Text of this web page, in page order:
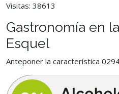
Visitas: 38613
Gastronomía en
Esquel
Anteponer la característica